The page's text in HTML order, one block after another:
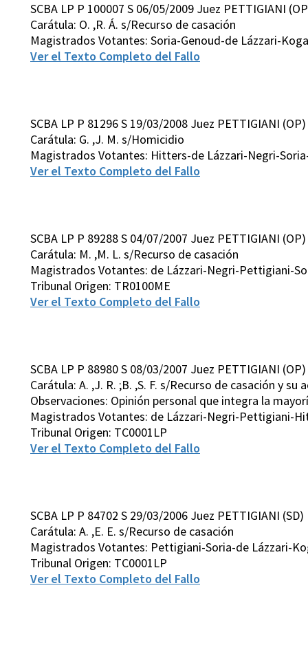
SCBA LP P 100007 S 06/05/2009 Juez PETTIGIANI
Carátula: O. ,R. Á. s/Recurso de casación
Magistrados Votantes: Soria-Genoud-de Lázzari-
Ver el Texto Completo del Fallo
SCBA LP P 81296 S 19/03/2008 Juez PETTIGIANI (OP)
Carátula: G. ,J. M. s/Homicidio
Magistrados Votantes: Hitters-de Lázzari-Negri-
Ver el Texto Completo del Fallo
SCBA LP P 89288 S 04/07/2007 Juez PETTIGIANI (OP)
Carátula: M. ,M. L. s/Recurso de casación
Magistrados Votantes: de Lázzari-Negri-Pettigiani-
Tribunal Origen: TR0100ME
Ver el Texto Completo del Fallo
SCBA LP P 88980 S 08/03/2007 Juez PETTIGIANI (OP)
Carátula: A. ,J. R. ;B. ,S. F. s/Recurso de casación y su
Observaciones: Opinión personal que integra la
Magistrados Votantes: de Lázzari-Negri-Pettigiani-
Tribunal Origen: TC0001LP
Ver el Texto Completo del Fallo
SCBA LP P 84702 S 29/03/2006 Juez PETTIGIANI (SD)
Carátula: A. ,E. E. s/Recurso de casación
Magistrados Votantes: Pettigiani-Soria-de Lázzari-
Tribunal Origen: TC0001LP
Ver el Texto Completo del Fallo